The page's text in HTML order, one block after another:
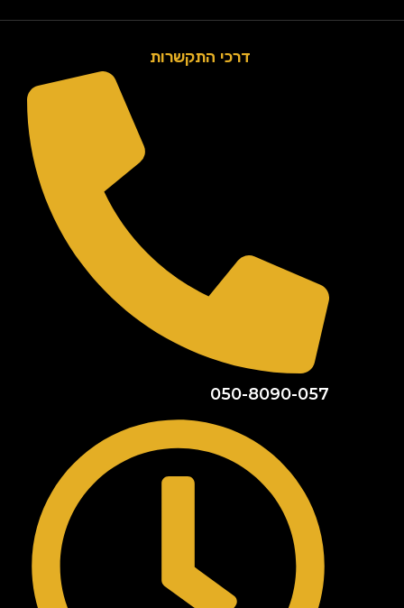
דרכי התקשרות
050-8090-057